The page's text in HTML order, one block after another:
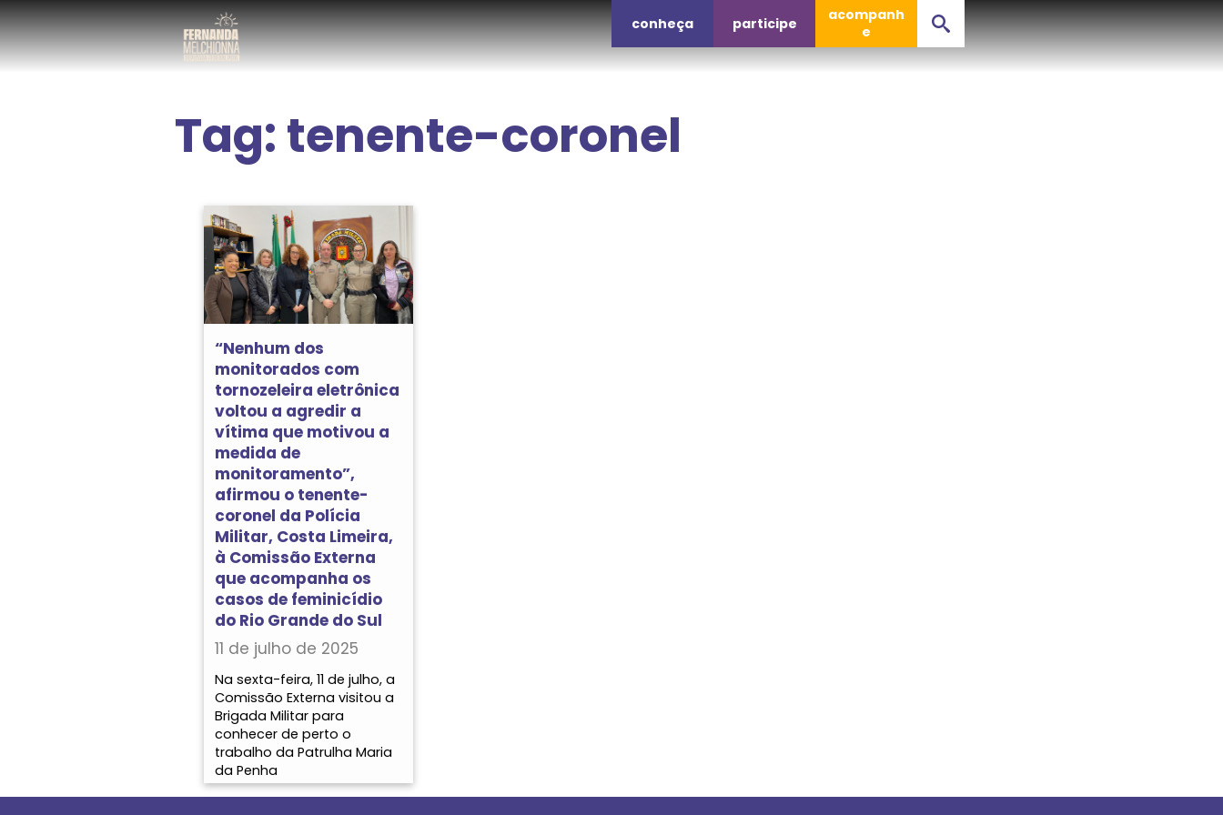
conheça participe
acompanh
e
Tag:tenente-coronel
“Nenhum dos
monitorados com
tornozeleira eletrônica
voltou a agredir a
vítima que motivou a
medida de
monitoramento”,
afirmou o tenente-
coronel da Polícia
Militar, Costa Limeira,
à Comissão Externa
que acompanha os
casos de feminicídio
do Rio Grande do Sul
11 de julho de 2025
Na sexta-feira, 11 de julho, a
Comissão Externa visitou a
Brigada Militar para
conhecer de perto o
trabalho da Patrulha Maria
da Penha